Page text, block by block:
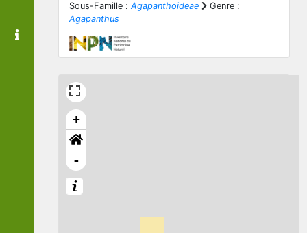
Sous-Famille : Agapanthoideae
Genre :
Agapanthus
+
-